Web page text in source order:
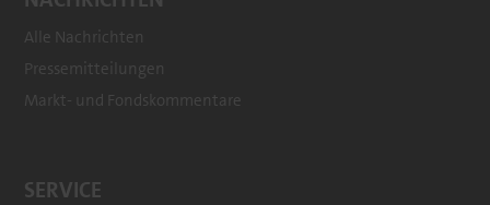
Alle Nachrichten
Pressemitteilungen
Markt- und Fondskommentare
SERVICE